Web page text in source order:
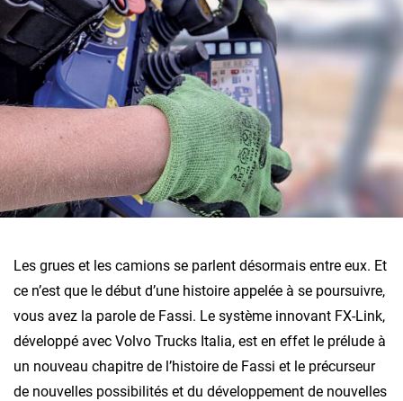
Les grues et les camions se parlent désormais entre eux. Et
ce n’est que le début d’une histoire appelée à se poursuivre,
vous avez la parole de Fassi. Le système innovant FX-Link,
développé avec Volvo Trucks Italia, est en effet le prélude à
un nouveau chapitre de l’histoire de Fassi et le précurseur
de nouvelles possibilités et du développement de nouvelles